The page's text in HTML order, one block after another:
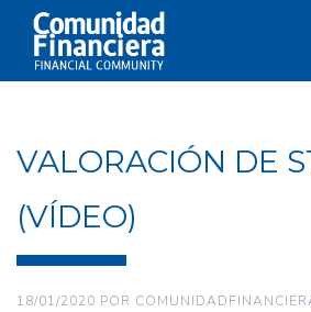
VALORACIÓN DE
(VÍDEO)
18/01/2020 POR